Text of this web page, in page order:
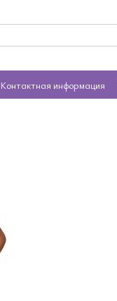
Контактная информация